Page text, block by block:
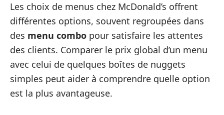
Les choix de menus chez McDonald’s offrent
différentes options, souvent regroupées dans
des menu combo pour satisfaire les attentes
des clients. Comparer le prix global d’un menu
avec celui de quelques boîtes de nuggets
simples peut aider à comprendre quelle option
est la plus avantageuse.